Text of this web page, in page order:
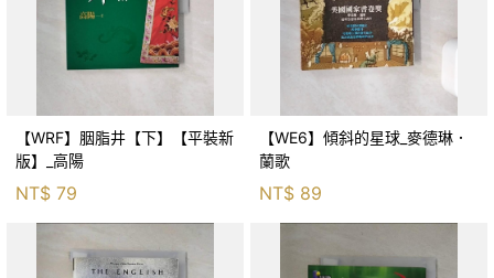
【WRF】胭脂井【下】【平裝新
版】_高陽
NT$ 79
【WE6】傾斜的星球_麥德琳．
蘭歌
NT$ 89